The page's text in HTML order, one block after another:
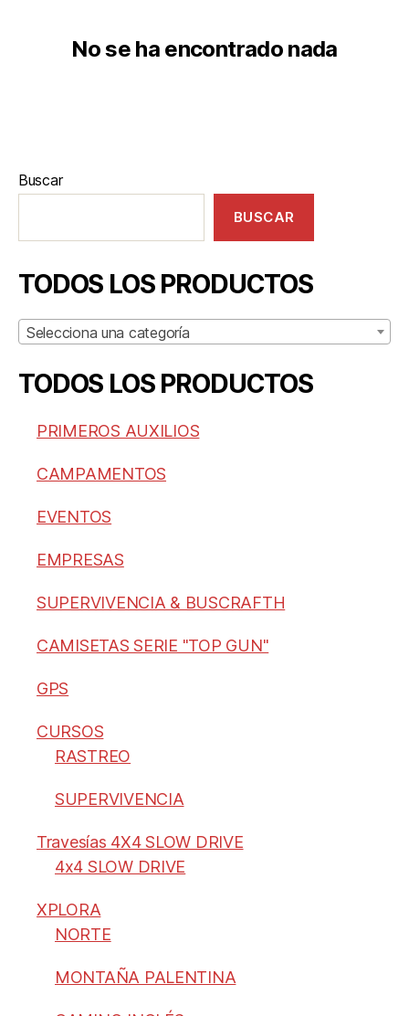
No se ha encontrado nada
Buscar
BUSCAR
TODOS LOS PRODUCTOS
Selecciona una categoría
TODOS LOS PRODUCTOS
PRIMEROS AUXILIOS
CAMPAMENTOS
EVENTOS
EMPRESAS
SUPERVIVENCIA & BUSCRAFTH
CAMISETAS SERIE "TOP GUN"
GPS
CURSOS
RASTREO
SUPERVIVENCIA
Travesías 4X4 SLOW DRIVE
4x4 SLOW DRIVE
XPLORA
NORTE
MONTAÑA PALENTINA